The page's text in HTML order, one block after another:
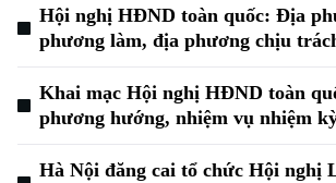
Hội nghị HĐND toàn quốc: Địa
phương làm, địa phương chịu
Khai mạc Hội nghị HĐND toàn
phương hướng, nhiệm vụ nhiệm
Hà Nội đăng cai tổ chức Hội nghị